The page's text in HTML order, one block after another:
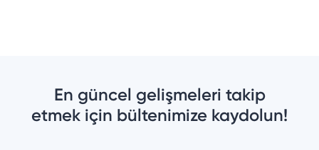
En güncel gelişmeleri takip
etmek için bültenimize kaydolun!